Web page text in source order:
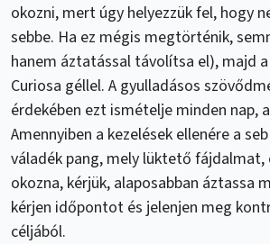
okozni, mert úgy helyezzük fel, hogy
sebbe. Ha ez mégis megtörténik,
hanem áztatással távolítsa el), majd
Curiosa géllel. A gyulladásos
érdekében ezt ismételje minden nap,
Amennyiben a kezelések ellenére a
váladék pang, mely lüktető
okozna, kérjük, alaposabban áztassa
kérjen időpontot és jelenjen meg
céljából.